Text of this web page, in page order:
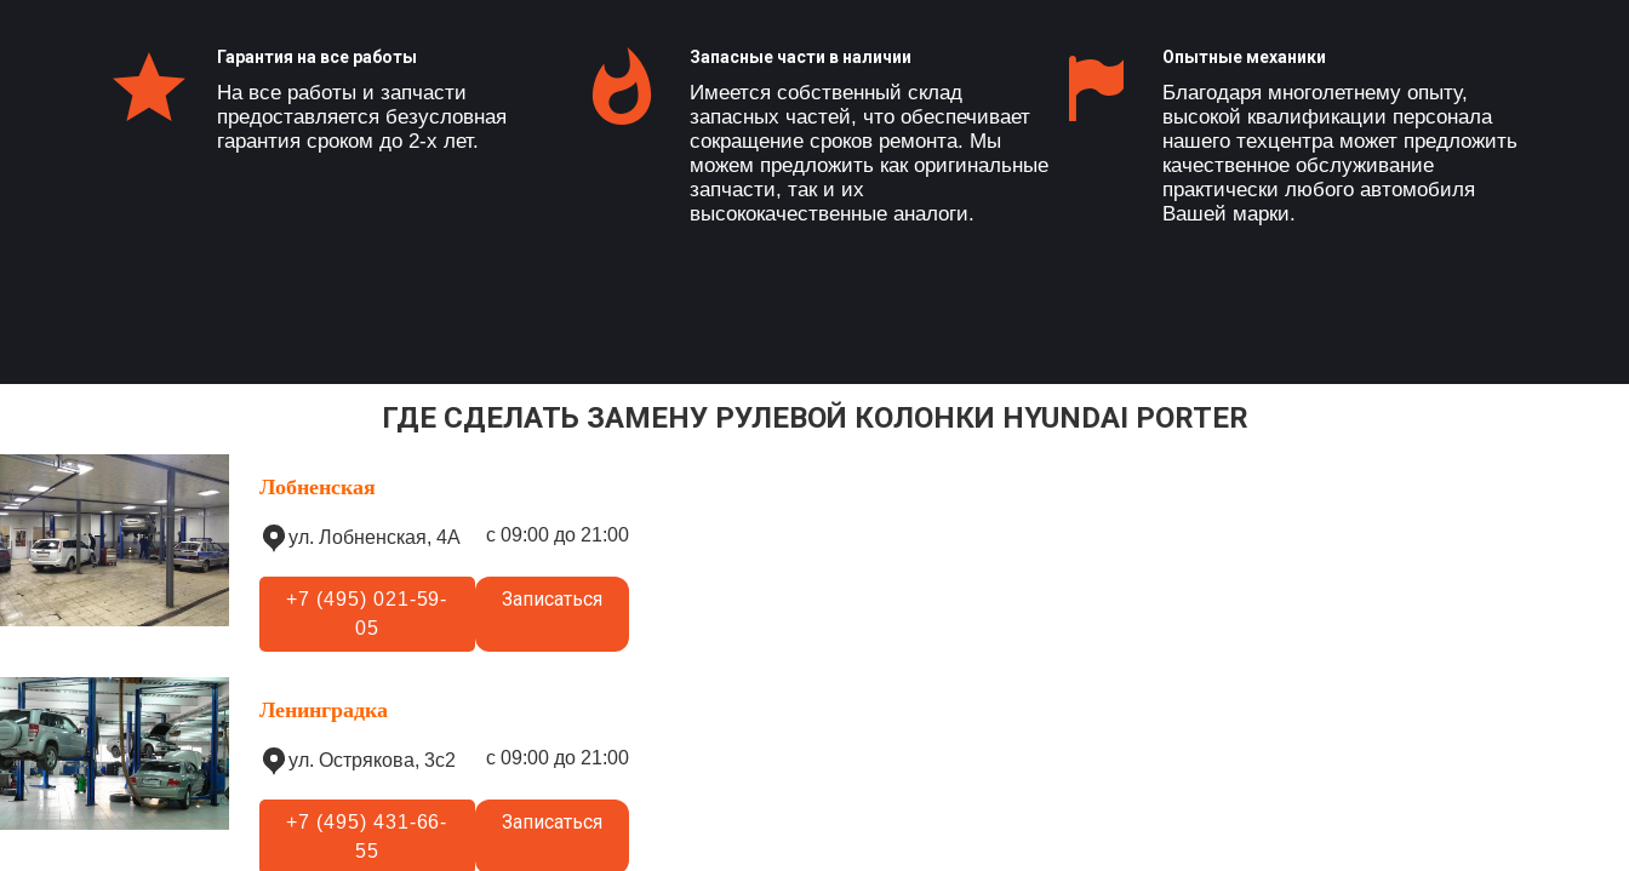
Гарантия на все работы
На все работы и запчасти
предоставляется безусловная
гарантия сроком до 2-х лет.
Запасные части в наличии
Имеется собственный склад
запасных частей, что обеспечивает
сокращение сроков ремонта. Мы
можем предложить как оригинальные
запчасти, так и их
высококачественные аналоги.
Опытные механики
Благодаря многолетнему опыту,
высокой квалификации персонала
нашего техцентра может предложить
качественное обслуживание
практически любого автомобиля
Вашей марки.
ГДЕ СДЕЛАТЬ ЗАМЕНУ РУЛЕВОЙ КОЛОНКИ HYUNDAI PORTER
Лобненская
ул. Лобненская, 4А с 09:00 до 21:00
+7 (495) 021-59-
05
Записаться
Ленинградка
ул. Острякова, 3с2 с 09:00 до 21:00
+7 (495) 431-66-
55
Записаться